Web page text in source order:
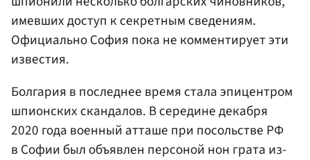
имевших доступ к секретным сведениям.
Официально София пока не комментирует эти
известия.
Болгария в последнее время стала эпицентром
шпионских скандалов. В середине декабря
2020 года военный атташе при посольстве РФ
в Софии был объявлен персоной нон грата из-